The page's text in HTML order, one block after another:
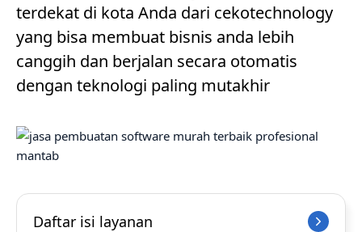
terdekat di kota Anda dari cekotechnology
yang bisa membuat bisnis anda lebih
canggih dan berjalan secara otomatis
dengan teknologi paling mutakhir
Daftar isi layanan